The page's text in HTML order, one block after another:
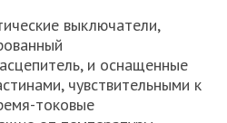
выключатели,
и оснащенные
чувствительными к
токовые